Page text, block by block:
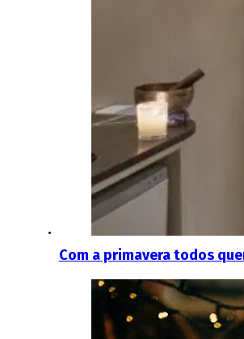
Com a primavera todos